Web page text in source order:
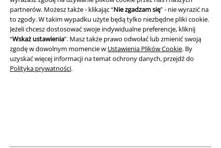
partnerów. Możesz także - klikając “Nie zgadzam się” - nie wyrazić na
to zgody. W takim wypadku użyte będą tylko niezbędne pliki cookie.
Jeżeli chcesz dostosować swoje indywidualne preferencje, kliknij
“Wskaż ustawienia”. Masz także prawo odwołać lub zmienić swoją
zgodę w dowolnym momencie w Ustawienia Plików Cookie. By
uzyskać więcej informacji na temat ochrony danych, przejdź do
Polityka prywatności.
Polityka prywatności
Unieszkodliwianie odpadów i ochrona środowiska
Deklaracja Zgodności
Informacje dotyczące dostępności